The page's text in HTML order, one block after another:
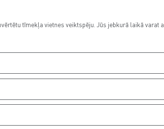
tīmekļa vietnes veiktspēju. Jūs jebkurā laikā